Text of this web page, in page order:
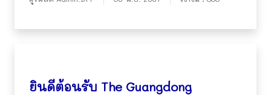
ยินดีต้อนรับ The Guangdong